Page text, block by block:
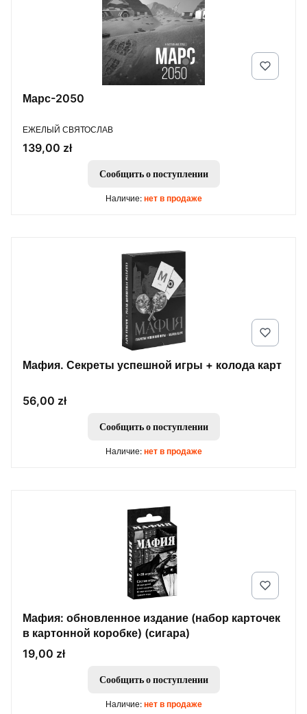
Марс-2050
ПРОИЗВОДИТЕЛЬ
ЕЖЕЛЫЙ СВЯТОСЛАВ
Цена
139,00 zł
Сообщить о поступлении
Наличие: нет в продаже
Мафия. Секреты успешной игры + колода карт
Цена
56,00 zł
Сообщить о поступлении
Наличие: нет в продаже
Мафия: обновленное издание (набор карточек
в картонной коробке) (сигара)
Цена
19,00 zł
Сообщить о поступлении
Наличие: нет в продаже